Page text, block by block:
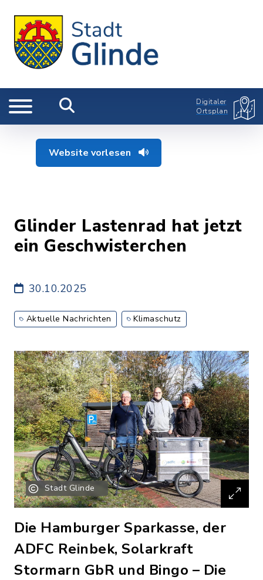
Digitaler
Ortsplan
Website vorlesen
Glinder Lastenrad hat jetzt
ein Geschwisterchen
30.10.2025
Aktuelle Nachrichten Klimaschutz
Stadt Glinde
Die Hamburger Sparkasse, der
ADFC Reinbek, Solarkraft
Stormarn GbR und Bingo – Die